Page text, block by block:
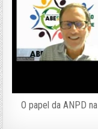
O papel da ANPD